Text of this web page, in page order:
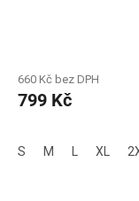
660 Kč bez DPH
799 Kč
S M L XL